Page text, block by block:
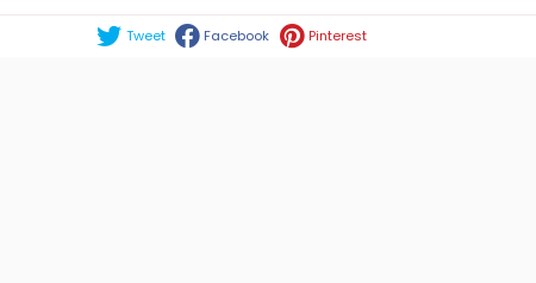
Tweet Facebook Pinterest